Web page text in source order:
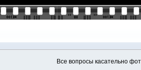
Все вопросы касательно